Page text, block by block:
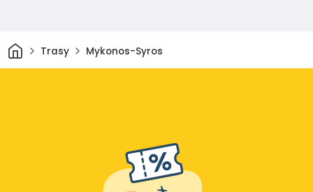
DomTrasy Mykonos-Syros